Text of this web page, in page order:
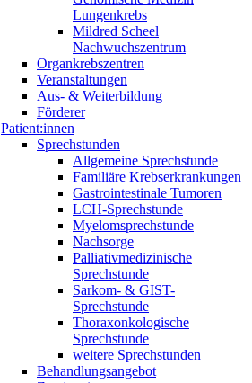
Lungenkrebs
Mildred Scheel
Nachwuchszentrum
Organkrebszentren
Veranstaltungen
Aus- & Weiterbildung
Förderer
Patient:innen
Sprechstunden
Allgemeine Sprechstunde
Familiäre Krebserkrankungen
Gastrointestinale Tumoren
LCH-Sprechstunde
Myelomsprechstunde
Nachsorge
Palliativmedizinische
Sprechstunde
Sarkom- & GIST-
Sprechstunde
Thoraxonkologische
Sprechstunde
weitere Sprechstunden
Behandlungsangebot